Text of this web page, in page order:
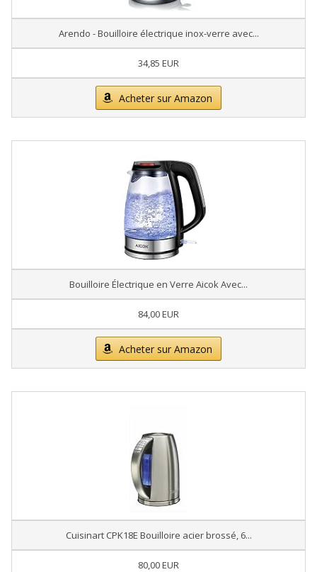
Arendo - Bouilloire électrique inox-verre avec...
34,85 EUR
Acheter sur Amazon
Bouilloire Électrique en Verre Aicok Avec...
84,00 EUR
Acheter sur Amazon
Cuisinart CPK18E Bouilloire acier brossé, 6...
80,00 EUR